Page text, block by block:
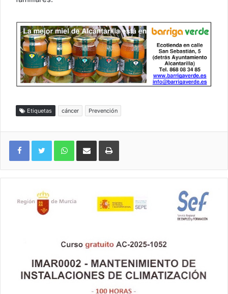
Etiquetas cáncer Prevención
WhatsAppCompartir por correo electrónicoImprimir